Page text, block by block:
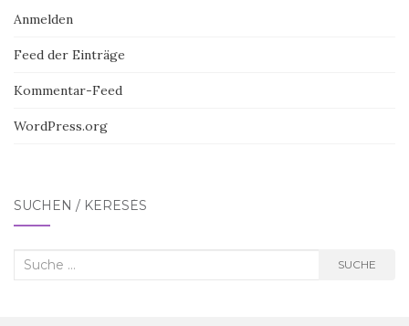
Anmelden
Feed der Einträge
Kommentar-Feed
WordPress.org
SUCHEN / KERESÉS
Suche
SUCHE